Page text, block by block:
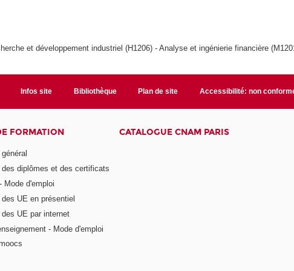
et développement industriel (H1206) - Analyse et ingénierie financière
Infos site Bibliothèque Plan de site Accessibilité: non
FORMATION
des diplômes et des certificats
Mode d'emploi
UE en présentiel
UE par internet
- Mode d'emploi
CATALOGUE CNAM PARIS